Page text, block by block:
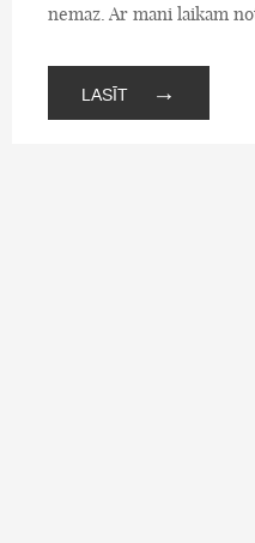
nemaz. Ar mani laikam
LASĪT →